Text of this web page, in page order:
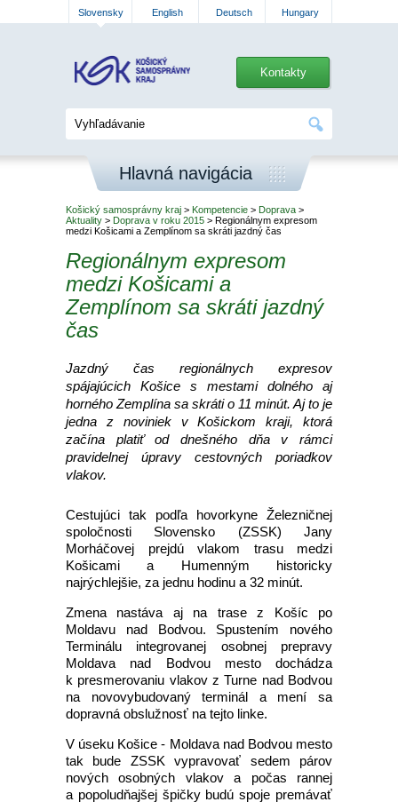
Slovensky English Deutsch Hungary
Kontakty
Hlavná navigácia
Košický samosprávny kraj > Kompetencie > Doprava >
Aktuality > Doprava v roku 2015 > Regionálnym expresom
medzi Košicami a Zemplínom sa skráti jazdný čas
Regionálnym expresom
medzi Košicami a
Zemplínom sa skráti jazdný
čas
Jazdný čas regionálnych expresov
spájajúcich Košice s mestami dolného aj
horného Zemplína sa skráti o 11 minút. Aj to je
jedna z noviniek v Košickom kraji, ktorá
začína platiť od dnešného dňa v rámci
pravidelnej úpravy cestovných poriadkov
vlakov.
Cestujúci tak podľa hovorkyne Železničnej
spoločnosti Slovensko (ZSSK) Jany
Morháčovej prejdú vlakom trasu medzi
Košicami a Humenným historicky
najrýchlejšie, za jednu hodinu a 32 minút.
Zmena nastáva aj na trase z Košíc po
Moldavu nad Bodvou. Spustením nového
Terminálu integrovanej osobnej prepravy
Moldava nad Bodvou mesto dochádza
k presmerovaniu vlakov z Turne nad Bodvou
na novovybudovaný terminál a mení sa
dopravná obslužnosť na tejto linke.
V úseku Košice - Moldava nad Bodvou mesto
tak bude ZSSK vypravovať sedem párov
nových osobných vlakov a počas rannej
a popoludňajšej špičky budú spoje premávať